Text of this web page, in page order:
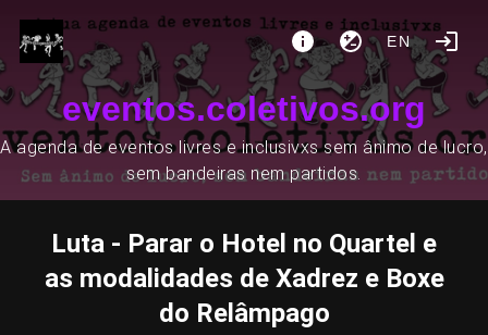
EN
eventos.coletivos.org
A agenda de eventos livres e inclusivxs sem ânimo de lucro,
sem bandeiras nem partidos.
Luta - Parar o Hotel no Quartel e
as modalidades de Xadrez e Boxe
do Relâmpago